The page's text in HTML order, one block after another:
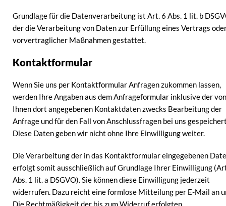
Grundlage für die Datenverarbeitung ist Art. 6 Abs. 1 lit. b
der die Verarbeitung von Daten zur Erfüllung eines Vertrags
vorvertraglicher Maßnahmen gestattet.
Kontaktformular
Wenn Sie uns per Kontaktformular Anfragen zukommen lassen,
werden Ihre Angaben aus dem Anfrageformular inklusive der von
Ihnen dort angegebenen Kontaktdaten zwecks Bearbeitung der
Anfrage und für den Fall von Anschlussfragen bei uns
Diese Daten geben wir nicht ohne Ihre Einwilligung weiter.
Die Verarbeitung der in das Kontaktformular eingegebenen
erfolgt somit ausschließlich auf Grundlage Ihrer Einwilligung
Abs. 1 lit. a DSGVO). Sie können diese Einwilligung jederzeit
widerrufen. Dazu reicht eine formlose Mitteilung per E-Mail an
Die Rechtmäßigkeit der bis zum Widerruf erfolgten